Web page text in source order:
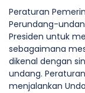
Peraturan
Perundang-
Presiden untuk
sebagaimana
dikenal dengan
undang.
menjalankan